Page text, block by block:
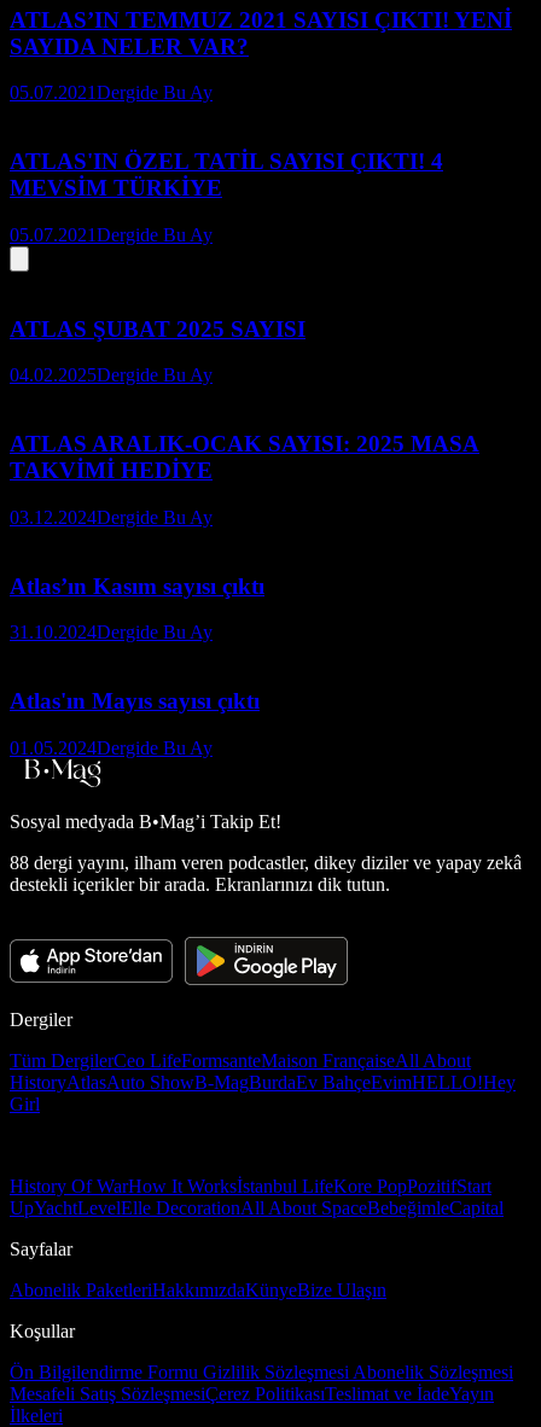
ATLAS’IN TEMMUZ 2021 SAYISI ÇIKTI! YENİ
SAYIDA NELER VAR?
05.07.2021Dergide Bu Ay
ATLAS'IN ÖZEL TATİL SAYISI ÇIKTI! 4
MEVSİM TÜRKİYE
05.07.2021Dergide Bu Ay
ATLAS ŞUBAT 2025 SAYISI
04.02.2025Dergide Bu Ay
ATLAS ARALIK-OCAK SAYISI: 2025 MASA
TAKVİMİ HEDİYE
03.12.2024Dergide Bu Ay
Atlas’ın Kasım sayısı çıktı
31.10.2024Dergide Bu Ay
Atlas'ın Mayıs sayısı çıktı
01.05.2024Dergide Bu Ay
Sosyal medyada B•Mag’i Takip Et!
88 dergi yayını, ilham veren podcastler, dikey diziler ve yapay zekâ
destekli içerikler bir arada. Ekranlarınızı dik tutun.
Dergiler
Tüm DergilerCeo LifeFormsanteMaison FrançaiseAll About
HistoryAtlasAuto ShowB-MagBurdaEv BahçeEvimHELLO!Hey
Girl
History Of WarHow It Worksİstanbul LifeKore PopPozitifStart
UpYachtLevelElle DecorationAll About SpaceBebeğimleCapital
Sayfalar
Abonelik PaketleriHakkımızdaKünyeBize Ulaşın
Koşullar
Ön Bilgilendirme Formu Gizlilik Sözleşmesi Abonelik Sözleşmesi
Mesafeli Satış SözleşmesiÇerez PolitikasıTeslimat ve İadeYayın
İlkeleri